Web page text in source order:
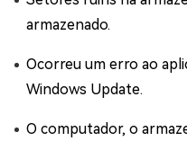
armazenado.
Ocorreu um erro ao
Windows Update.
O computador, o